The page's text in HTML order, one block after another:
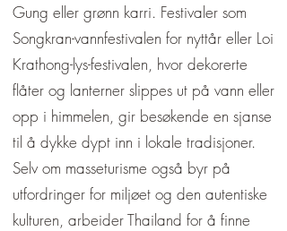
bevarte Siams konger, fremfor alt
Rama IV. (Mongkut) og hans sønn
Rama V. (Chulalongkorn), landets
uavhengighet gjennom dyktig
diplomati, målrettede reformer og
innføring av vestlig teknologi og
administrative metoder. De avskaffet
slaveriet, bygde jernbaner og
moderniserte hæren og byråkratiet.
Gung eller grønn karri. Festivaler som
Songkran-vannfestivalen for nyttår eller Loi
Krathong-lys-festivalen, hvor dekorerte
flåter og lanterner slippes ut på vann eller
opp i himmelen, gir besøkende en sjanse
til å dykke dypt inn i lokale tradisjoner.
Selv om masseturisme også byr på
utfordringer for miljøet og den autentiske
kulturen, arbeider Thailand for å finne